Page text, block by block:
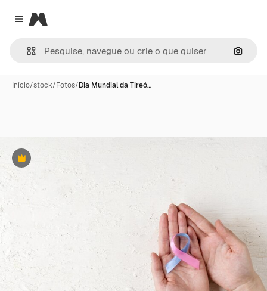
Close menu
Magnific
Início/stock/Fotos/Dia Mundial da Tireó…
Premium